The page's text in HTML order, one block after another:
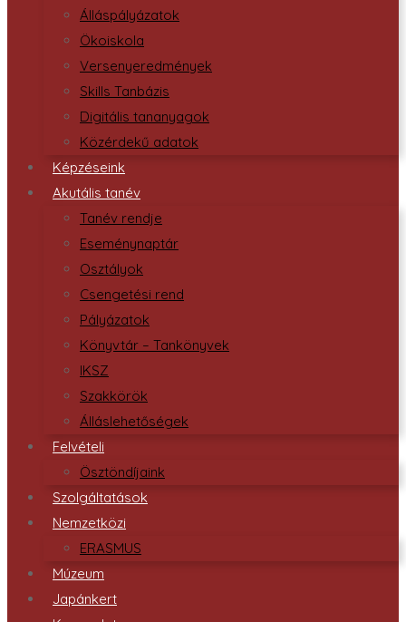
Álláspályázatok
Ökoiskola
Versenyeredmények
Skills Tanbázis
Digitális tananyagok
Közérdekű adatok
Képzéseink
Akutális tanév
Tanév rendje
Eseménynaptár
Osztályok
Csengetési rend
Pályázatok
Könyvtár – Tankönyvek
IKSZ
Szakkörök
Álláslehetőségek
Felvételi
Ösztöndíjaink
Szolgáltatások
Nemzetközi
ERASMUS
Múzeum
Japánkert